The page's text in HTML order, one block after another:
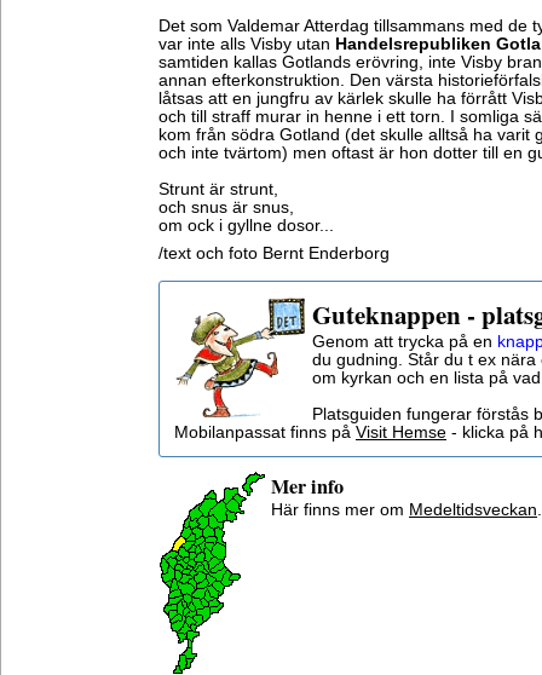
Det som Valdemar Atterdag tillsammans med de
var inte alls Visby utan Handelsrepubliken
samtiden kallas Gotlands erövring, inte Visby
annan efterkonstruktion. Den värsta
låtsas att en jungfru av kärlek skulle ha förrått
och till straff murar in henne i ett torn. I somliga
kom från södra Gotland (det skulle alltså ha varit
och inte tvärtom) men oftast är hon dotter till en
Strunt är strunt,
och snus är snus,
om ock i gyllne dosor...
/text och foto Bernt Enderborg
Guteknappen -
Genom att trycka på en
du gudning. Står du t ex
om kyrkan och en lista på
Platsguiden fungerar förstås
Mobilanpassat finns på Visit Hemse - klicka på
Mer info
Här finns mer om Medeltidsveckan.